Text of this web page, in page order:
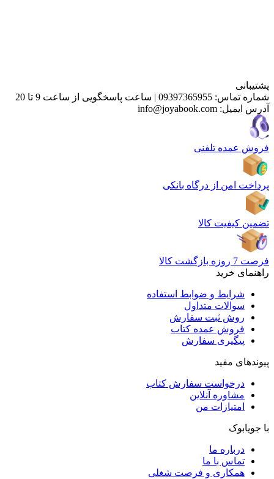
پشتیبانی
شماره تماس: 09397365955
| ساعت پاسخگویی از ساعت 9 تا 20
آدرس ایمیل: info@joyabook.com
فروش عمده تلفنی
پرداخت امن از درگاه بانکی
تضمین کیفیت کالا
فرصت 7 روزه بازگشت کالا
راهنمای خرید
شرایط و ضوابط استفاده
سوالات متداول
روش ثبت سفارش
فروش عمده کتاب
پیگیری سفارش
پیوندهای مفید
درخواست سفارش کتاب
مشاوره آنلاین
امتیازات من
با جویابوک
درباره ما
تماس با ما
همکاری و فرصت شغلی